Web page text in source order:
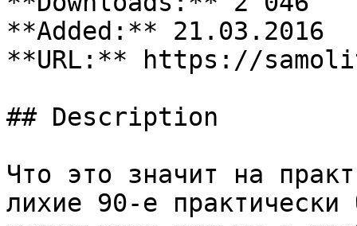
**Added:** 21.03.2016
**URL:** https://
## Description
Что это значит на
лихие 90-е